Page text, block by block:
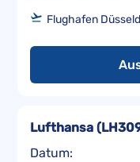
Flughafen
Datum:
Lufthansa (